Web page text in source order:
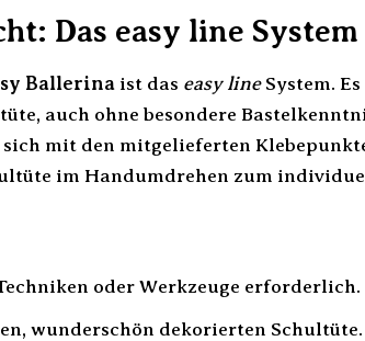
Das easy line System
Ballerina ist das easy lineSystem.
auch ohne besondere
mit den mitgelieferten
im Handumdrehen zum
oder Werkzeuge erforderlich.
wunderschön dekorierten Schultüte.